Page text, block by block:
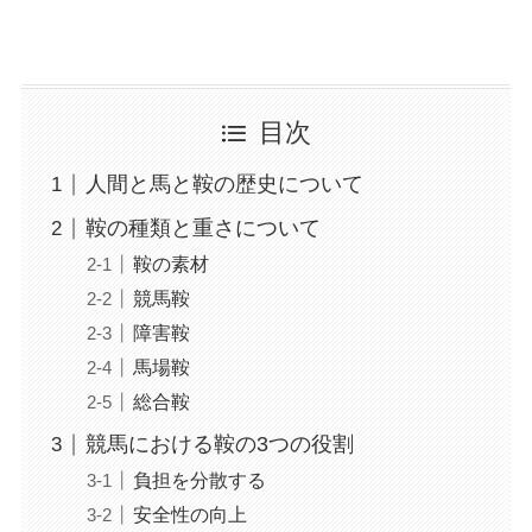
目次
人間と馬と鞍の歴史について
鞍の種類と重さについて
鞍の素材
競馬鞍
障害鞍
馬場鞍
総合鞍
競馬における鞍の3つの役割
負担を分散する
安全性の向上